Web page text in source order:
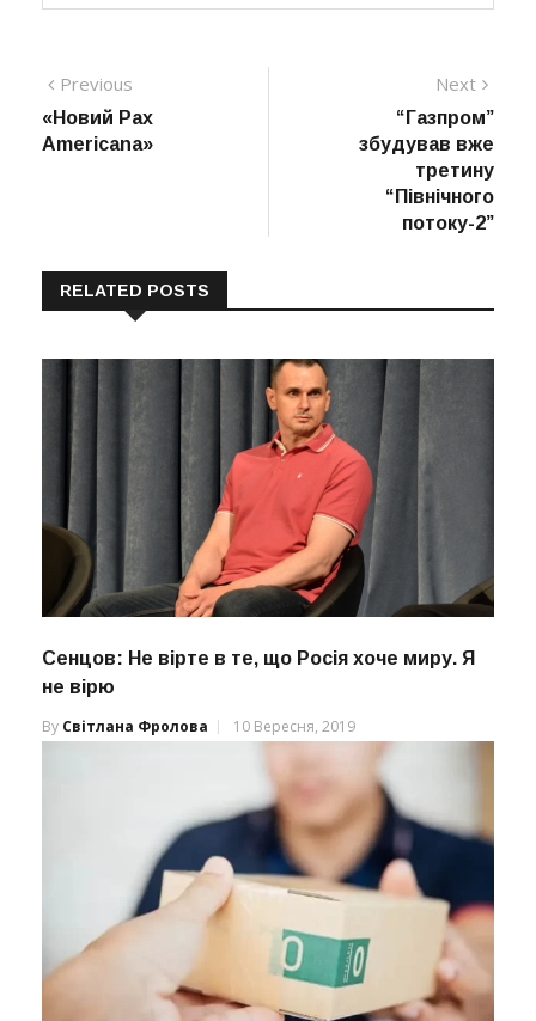
Навігація
записів
Previous
post:
«Новий Pax
Americana»
Next
post:
“Газпром”
збудував вже
третину
“Північного
потоку-2”
RELATED POSTS
Сенцов: Не вірте в те, що Росія хоче миру. Я
не вірю
By Світлана Фролова 10 Вересня, 2019